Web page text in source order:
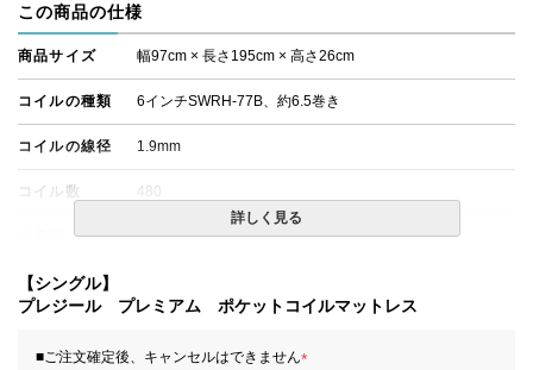
この商品の仕様
商品サイズ 幅97cm × 長さ195cm × 高さ26cm
コイルの種類 6インチSWRH-77B、約6.5巻き
コイルの線径 1.9mm
コイル数 480
日本
備考
Ｋ！※北海道・沖縄・離島等一部地域へのお届けは別途送
詳しく見る
【シングル】
プレジール プレミアム ポケットコイルマットレス
■ご注文確定後、キャンセルはできません